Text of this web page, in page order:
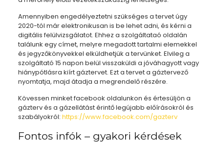
Amennyiben engedélyeztetni szükséges a tervet úgy
2020-tól már elektronikusan is be lehet adni, és kérni a
digitális felülvizsgálatot. Ehhez a szolgáltataó oldalán
találunk egy címet, melyre megadott tartalmi elemekkel
és jegyzőkönyvekkel elküldhetjük a tervünket. Elvileg a
szolgáltató 15 napon belül visszaküldi a jóváhagyott vagy
hiánypótlásra kiírt gáztervet. Ezt a tervet a gáztervező
nyomtatja, majd átadja a megrendelő részére.
Kövessen minket facebook oldalunkon és értesüljön a
gázterv és a gázellátást érintő legújabb előírásokról és
szabályokról: https://www.facebook.com/gazterv
Fontos infók – gyakori kérdések